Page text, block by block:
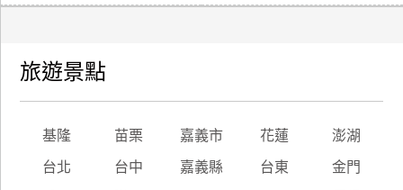
旅遊景點
基隆 苗栗 嘉義市 花蓮 澎湖
台北 台中 嘉義縣 台東 金門